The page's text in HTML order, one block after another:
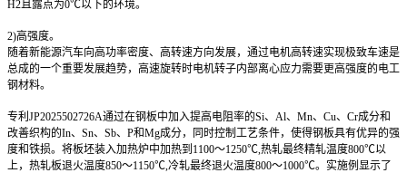
H2且露点为0℃以下的环境。
2)高强度。
随着新能源汽车向高功率密度、高转速方向发展，通过电机高转速实现极致车速是
总成的一个重要发展趋势，高速旋转时电机转子内部离心应力需要更高强度的电工
钢材料。
专利JP2025502726A通过在钢板中加入提高电阻率的Si、Al、Mn、Cu、Cr成分和
改善织构的In、Sn、Sb、P和Mg成分，同时控制工艺条件，使得钢板具有优异的强
度和铁损。将板坯装入加热炉中加热到1100～1250℃,热轧最终精轧温度800℃以
上，热轧板退火温度850～1150℃,冷轧最终退火温度800～1000℃。实施例显示了